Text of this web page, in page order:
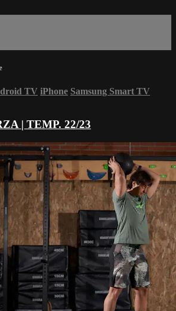
TV iPhone Samsung Smart TV
| TEMP. 22/23